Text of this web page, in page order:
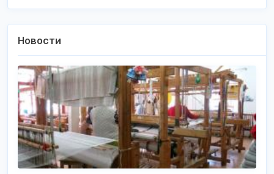
Новости